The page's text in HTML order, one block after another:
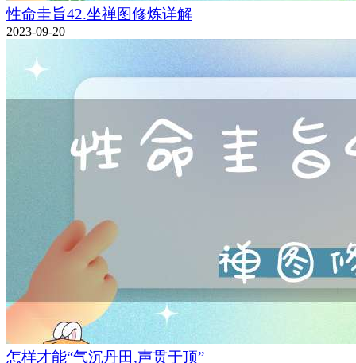
性命圭旨42.坐禅图修炼详解
2023-09-20
怎样才能“气沉丹田,声贯于顶”